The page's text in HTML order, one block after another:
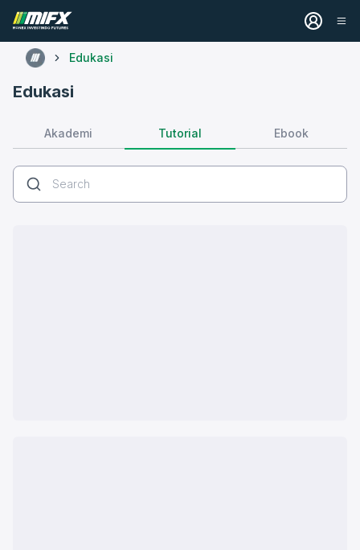
Edukasi
Edukasi
Akademi Tutorial Ebook